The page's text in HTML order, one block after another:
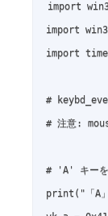
import
import
import time
#
# 注意:
# 'A' キーを
print("「A